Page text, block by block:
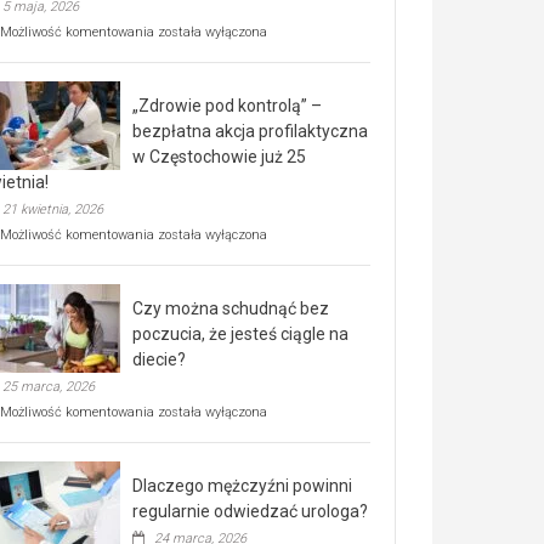
5 maja, 2026
Możliwość komentowania Rusza
rehabilitacji
dla
seniorów!
została wyłączona
„Zdrowie pod kontrolą” –
bezpłatna akcja profilaktyczna
w Częstochowie już 25
21 kwietnia, 2026
Możliwość komentowania „Zdrowie
bezpłatna
akcja
profilaktyczna
w
już
kwietnia!
została wyłączona
Czy można schudnąć bez
poczucia, że jesteś ciągle na
diecie?
25 marca, 2026
Możliwość komentowania Czy
poczucia,
że
została wyłączona
Dlaczego mężczyźni powinni
regularnie odwiedzać urologa?
24 marca, 2026